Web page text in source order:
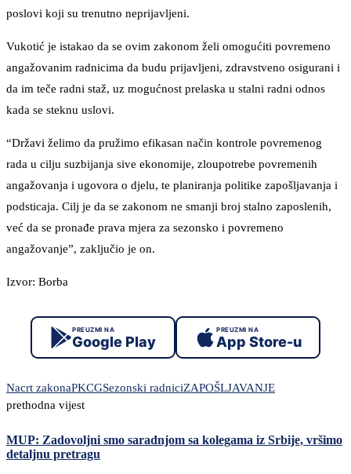
poslovi koji su trenutno neprijavljeni.
Vukotić je istakao da se ovim zakonom želi omogućiti povremeno
angažovanim radnicima da budu prijavljeni, zdravstveno osigurani i
da im teče radni staž, uz mogućnost prelaska u stalni radni odnos
kada se steknu uslovi.
“Državi želimo da pružimo efikasan način kontrole povremenog
rada u cilju suzbijanja sive ekonomije, zloupotrebe povremenih
angažovanja i ugovora o djelu, te planiranja politike zapošljavanja i
podsticaja. Cilj je da se zakonom ne smanji broj stalno zaposlenih,
već da se pronađe prava mjera za sezonsko i povremeno
angažovanje”, zaključio je on.
Izvor: Borba
PREUZMI NA
Google Play
PREUZMI NA
App Store-u
Nacrt zakonaPKCGSezonski radniciZAPOŠLJAVANJE
prethodna vijest
MUP: Zadovoljni smo saradnjom sa kolegama iz Srbije, vršimo
detaljnu pretragu